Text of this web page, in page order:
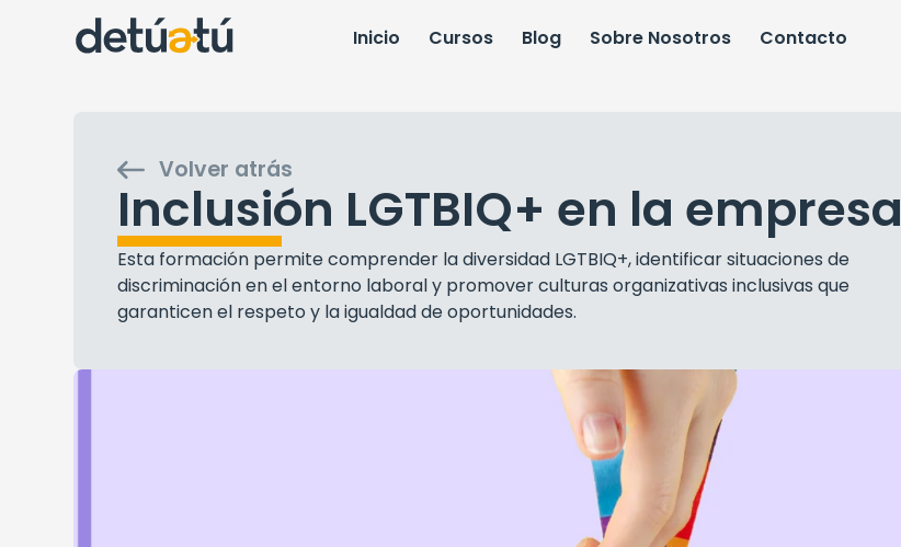
Inicio Cursos Blog Sobre Nosotros Contacto
Volver atrás
Inclusión LGTBIQ+ en la empresa
Esta formación permite comprender la diversidad LGTBIQ+, identificar situaciones de
discriminación en el entorno laboral y promover culturas organizativas inclusivas que
garanticen el respeto y la igualdad de oportunidades.